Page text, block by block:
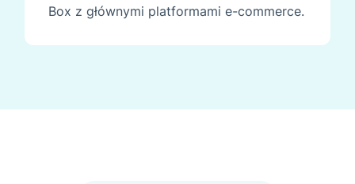
Box z głównymi platformami e-commerce.